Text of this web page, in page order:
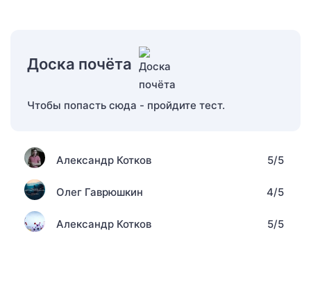
Доска почёта
Чтобы попасть сюда - пройдите тест.
Александр Котков 5/5
Олег Гаврюшкин 4/5
Александр Котков 5/5